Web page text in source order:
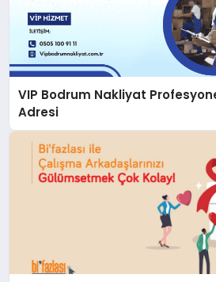
VIP Bodrum Nakliyat
Adresi